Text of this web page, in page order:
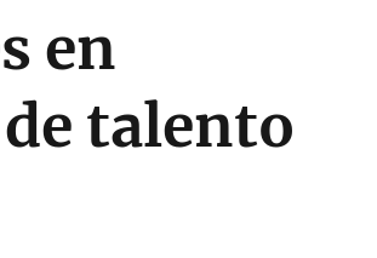
en
talento